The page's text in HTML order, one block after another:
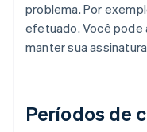
problema. Por
efetuado. Você pode
manter sua
Períodos de